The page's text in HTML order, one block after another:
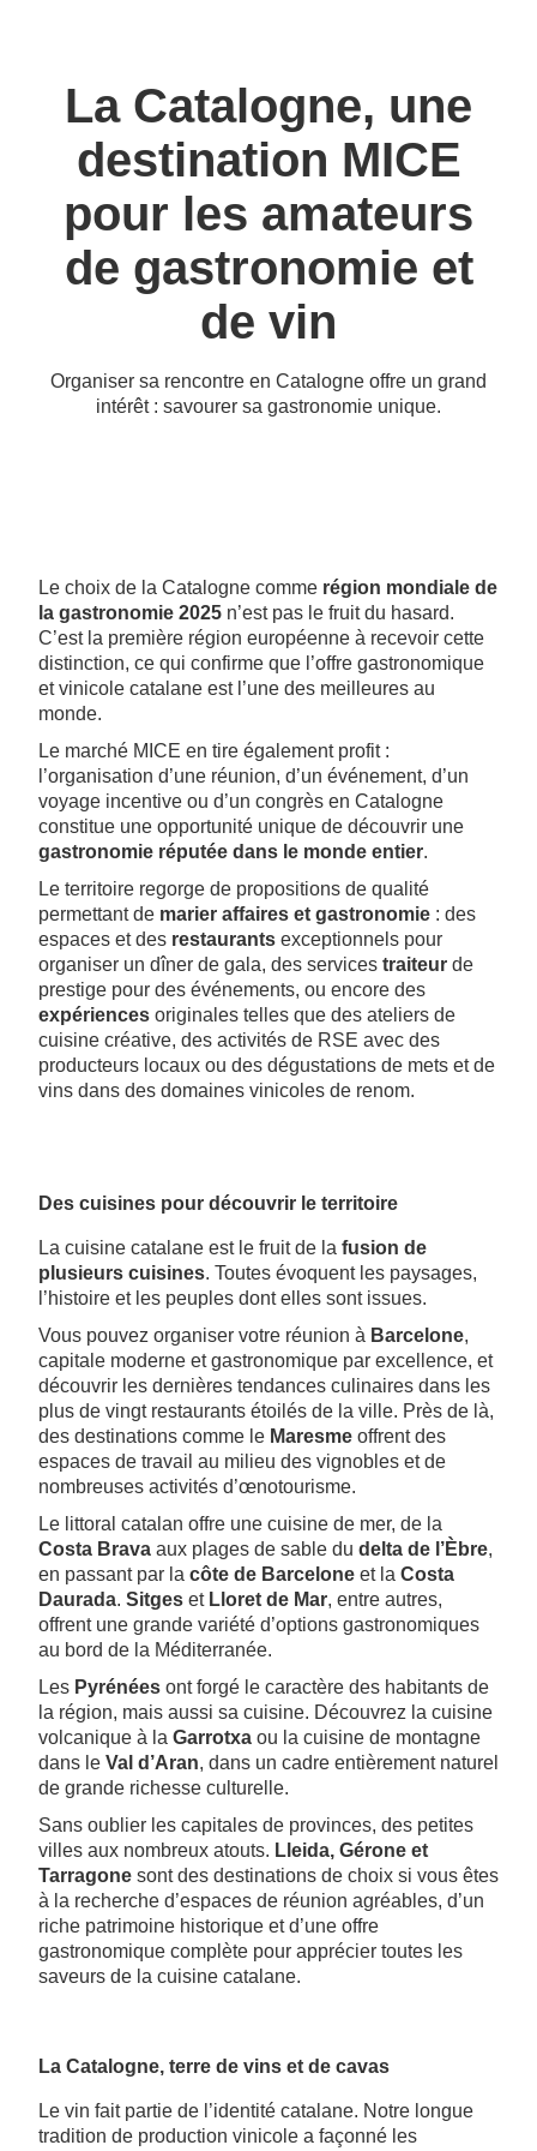
La Catalogne, une
destination MICE
pour les amateurs
de gastronomie et
de vin
Organiser sa rencontre en Catalogne offre un grand
intérêt : savourer sa gastronomie unique.
Le choix de la Catalogne comme région mondiale de
la gastronomie 2025 n’est pas le fruit du hasard.
C’est la première région européenne à recevoir cette
distinction, ce qui confirme que l’offre gastronomique
et vinicole catalane est l’une des meilleures au
monde.
Le marché MICE en tire également profit :
l’organisation d’une réunion, d’un événement, d’un
voyage incentive ou d’un congrès en Catalogne
constitue une opportunité unique de découvrir une
gastronomie réputée dans le monde entier.
Le territoire regorge de propositions de qualité
permettant de marier affaires et gastronomie : des
espaces et des restaurants exceptionnels pour
organiser un dîner de gala, des services traiteur de
prestige pour des événements, ou encore des
expériences originales telles que des ateliers de
cuisine créative, des activités de RSE avec des
producteurs locaux ou des dégustations de mets et de
vins dans des domaines vinicoles de renom.
Des cuisines pour découvrir le territoire
La cuisine catalane est le fruit de la fusion de
plusieurs cuisines. Toutes évoquent les paysages,
l’histoire et les peuples dont elles sont issues.
Vous pouvez organiser votre réunion à Barcelone,
capitale moderne et gastronomique par excellence, et
découvrir les dernières tendances culinaires dans les
plus de vingt restaurants étoilés de la ville. Près de là,
des destinations comme le Maresme offrent des
espaces de travail au milieu des vignobles et de
nombreuses activités d’œnotourisme.
Le littoral catalan offre une cuisine de mer, de la
Costa Brava aux plages de sable du delta de l’Èbre,
en passant par la côte de Barcelone et la Costa
Daurada. Sitges et Lloret de Mar, entre autres,
offrent une grande variété d’options gastronomiques
au bord de la Méditerranée.
Les Pyrénées ont forgé le caractère des habitants de
la région, mais aussi sa cuisine. Découvrez la cuisine
volcanique à la Garrotxa ou la cuisine de montagne
dans le Val d’Aran, dans un cadre entièrement naturel
de grande richesse culturelle.
Sans oublier les capitales de provinces, des petites
villes aux nombreux atouts. Lleida, Gérone et
Tarragone sont des destinations de choix si vous êtes
à la recherche d’espaces de réunion agréables, d’un
riche patrimoine historique et d’une offre
gastronomique complète pour apprécier toutes les
saveurs de la cuisine catalane.
La Catalogne, terre de vins et de cavas
Le vin fait partie de l’identité catalane. Notre longue
tradition de production vinicole a façonné les